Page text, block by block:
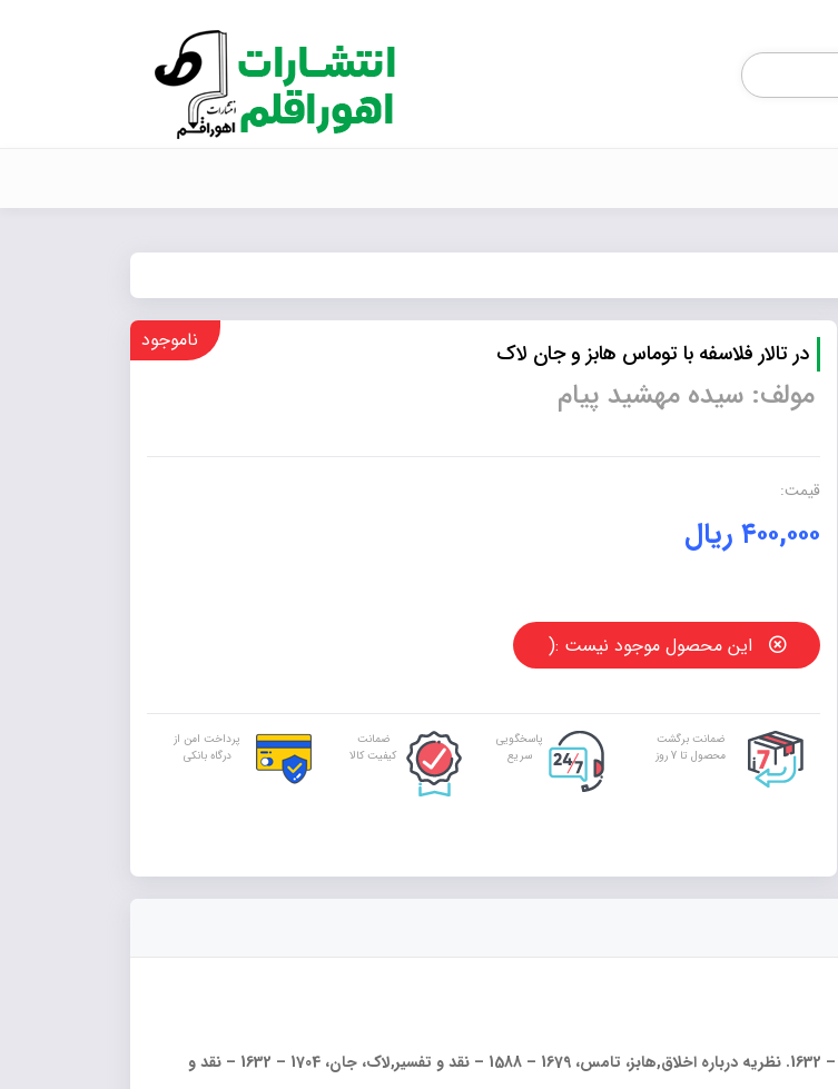
Products
search
ناموجود در تالار فلاسفه با توماس هابز و جان لاک
مولف: سیده مهشید پیام
قیمت:
۴۰۰,۰۰۰ ریال
این محصول موجود نیست :(
ضمانت برگشت
محصول تا 7 روز
پاسخگویی
سریع
ضمانت
کیفیت کالا
پرداخت امن از
درگاه بانکی
موضوع: هابز، تامس، 1679 – 1588 – نظریه درباره اخلاق,لاک، جان، 1704 – 1632. نظریه‌ درباره اخلاق,هابز، تامس، 1679 – 1588 – نقد و تفسیر,لاک، جان، 1704 – 1632 – نقد و